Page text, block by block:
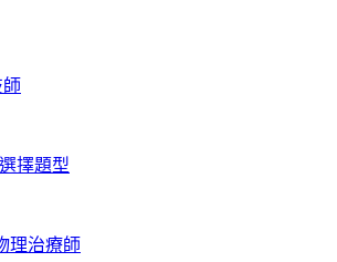
擇題型
理治療師